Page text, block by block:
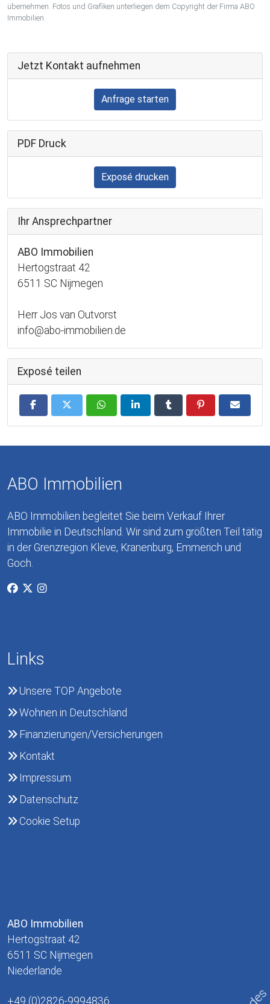
übernehmen. Fotos und Grafiken unterliegen dem Copyright der Firma ABO
Immobilien.
Jetzt Kontakt aufnehmen
Anfrage starten
PDF Druck
Exposé drucken
Ihr Ansprechpartner
ABO Immobilien
Hertogstraat 42
6511 SC Nijmegen
Herr Jos van Outvorst
info@abo-immobilien.de
Exposé teilen
ABO Immobilien
ABO Immobilien begleitet Sie beim Verkauf Ihrer
Immobilie in Deutschland. Wir sind zum größten Teil tätig
in der Grenzregion Kleve, Kranenburg, Emmerich und
Goch.
Links
Unsere TOP Angebote
Wohnen in Deutschland
Finanzierungen/Versicherungen
Kontakt
Impressum
Datenschutz
Cookie Setup
ABO Immobilien
Hertogstraat 42
6511 SC Nijmegen
Niederlande
+49 (0)2826-9994836